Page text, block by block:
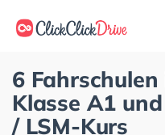
6
Klasse A1
/ LSM-Kurs